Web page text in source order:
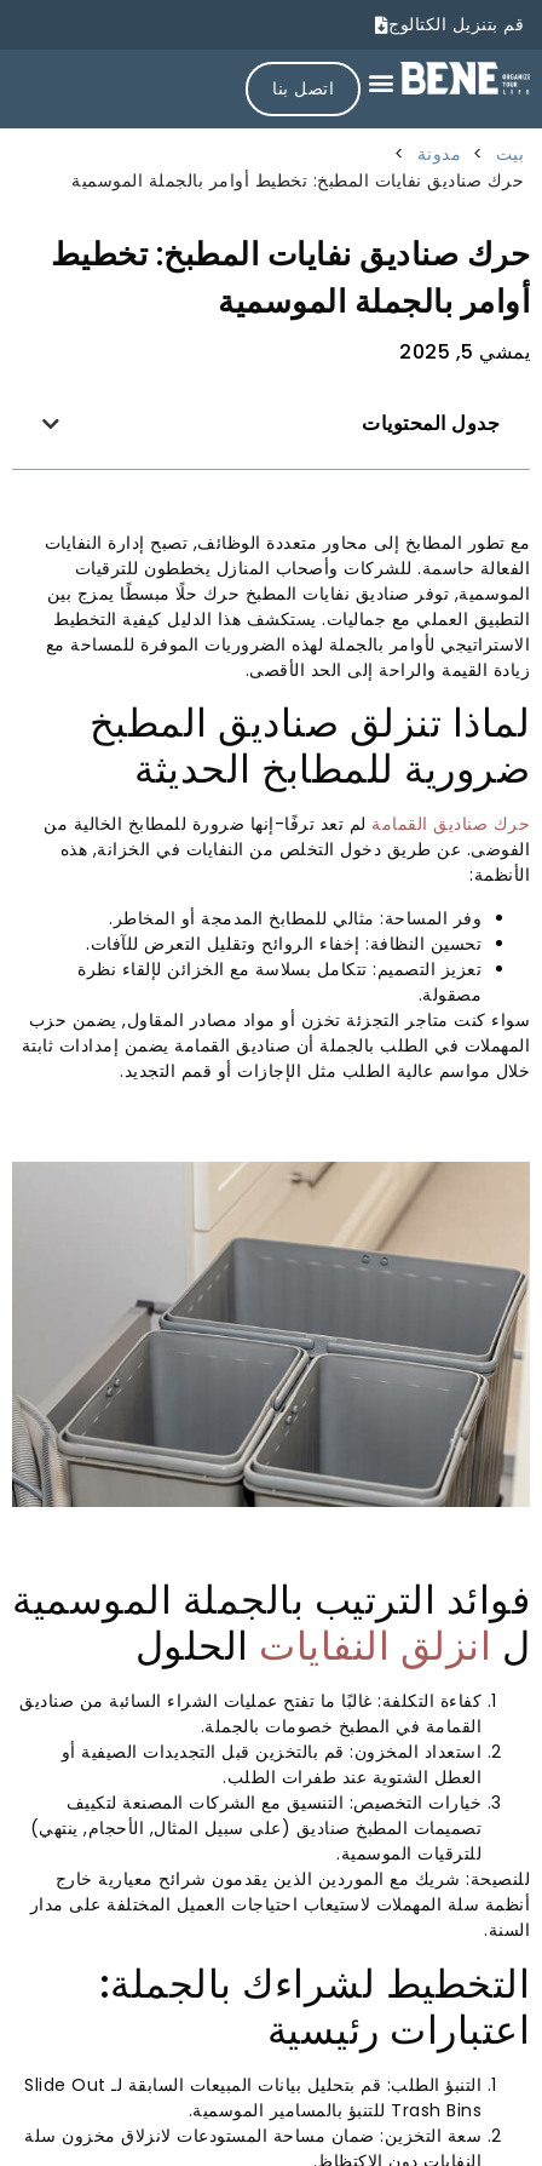
قم بتنزيل الكتالوج
اتصل بنا
بيت > مدونة
>
حرك صناديق نفايات المطبخ: تخطيط أوامر بالجملة الموسمية
حرك صناديق نفايات المطبخ: تخطيط
أوامر بالجملة الموسمية
يمشي 5, 2025
جدول المحتويات
مع تطور المطابخ إلى محاور متعددة الوظائف, تصبح إدارة النفايات
الفعالة حاسمة. للشركات وأصحاب المنازل يخططون للترقيات
الموسمية, توفر صناديق نفايات المطبخ حرك حلًا مبسطًا يمزج بين
التطبيق العملي مع جماليات. يستكشف هذا الدليل كيفية التخطيط
الاستراتيجي لأوامر بالجملة لهذه الضروريات الموفرة للمساحة مع
زيادة القيمة والراحة إلى الحد الأقصى.
لماذا تنزلق صناديق المطبخ
ضرورية للمطابخ الحديثة
حرك صناديق القمامة لم تعد ترفًا-إنها ضرورة للمطابخ الخالية من
الفوضى. عن طريق دخول التخلص من النفايات في الخزانة, هذه
الأنظمة:
وفر المساحة: مثالي للمطابخ المدمجة أو المخاطر.
تحسين النظافة: إخفاء الروائح وتقليل التعرض للآفات.
تعزيز التصميم: تتكامل بسلاسة مع الخزائن لإلقاء نظرة
مصقولة.
سواء كنت متاجر التجزئة تخزن أو مواد مصادر المقاول, يضمن حزب
المهملات في الطلب بالجملة أن صناديق القمامة يضمن إمدادات ثابتة
خلال مواسم عالية الطلب مثل الإجازات أو قمم التجديد.
فوائد الترتيب بالجملة الموسمية
ل انزلق النفايات الحلول
كفاءة التكلفة: غالبًا ما تفتح عمليات الشراء السائبة من صناديق
القمامة في المطبخ خصومات بالجملة.
استعداد المخزون: قم بالتخزين قبل التجديدات الصيفية أو
العطل الشتوية عند طفرات الطلب.
خيارات التخصيص: التنسيق مع الشركات المصنعة لتكييف
تصميمات المطبخ صناديق (على سبيل المثال, الأحجام, ينتهي)
للترقيات الموسمية.
للنصيحة: شريك مع الموردين الذين يقدمون شرائح معيارية خارج
أنظمة سلة المهملات لاستيعاب احتياجات العميل المختلفة على مدار
السنة.
التخطيط لشراءك بالجملة:
اعتبارات رئيسية
التنبؤ الطلب: قم بتحليل بيانات المبيعات السابقة لـ Slide Out
Trash Bins للتنبؤ بالمسامير الموسمية.
سعة التخزين: ضمان مساحة المستودعات لانزلاق مخزون سلة
النفايات دون الاكتظاظ.